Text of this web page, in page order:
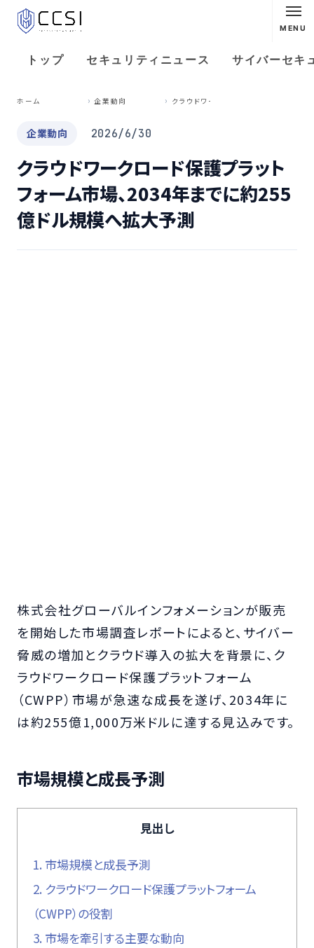
MENU
トップ セキュリティニュース サイバーセキ
ホーム 企業動向
企業動向 2026/6/30
クラウドワークロード保護プラット
フォーム市場、2034年までに約255
億ドル規模へ拡大予測
株式会社グローバルインフォメーションが販売
を開始した市場調査レポートによると、サイバー
脅威の増加とクラウド導入の拡大を背景に、ク
ラウドワークロード保護プラットフォーム
（CWPP）市場が急速な成長を遂げ、2034年に
は約255億1,000万米ドルに達する見込みです。
市場規模と成長予測
見出し
1. 市場規模と成長予測
2. クラウドワークロード保護プラットフォーム
（CWPP）の役割
3. 市場を牽引する主要な動向